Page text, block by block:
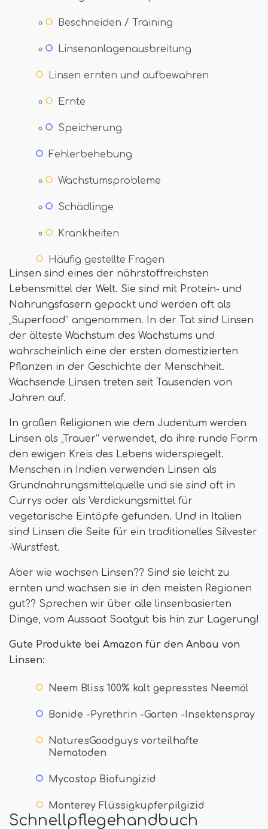
Beschneiden / Training
Linsenanlagenausbreitung
Linsen ernten und aufbewahren
Ernte
Speicherung
Fehlerbehebung
Wachstumsprobleme
Schädlinge
Krankheiten
Häufig gestellte Fragen
Linsen sind eines der nährstoffreichsten
Lebensmittel der Welt. Sie sind mit Protein- und
Nahrungsfasern gepackt und werden oft als
„Superfood“ angenommen. In der Tat sind Linsen
der älteste Wachstum des Wachstums und
wahrscheinlich eine der ersten domestizierten
Pflanzen in der Geschichte der Menschheit.
Wachsende Linsen treten seit Tausenden von
Jahren auf.
In großen Religionen wie dem Judentum werden
Linsen als „Trauer“ verwendet, da ihre runde Form
den ewigen Kreis des Lebens widerspiegelt.
Menschen in Indien verwenden Linsen als
Grundnahrungsmittelquelle und sie sind oft in
Currys oder als Verdickungsmittel für
vegetarische Eintöpfe gefunden. Und in Italien
sind Linsen die Seite für ein traditionelles Silvester
-Wurstfest.
Aber wie wachsen Linsen?? Sind sie leicht zu
ernten und wachsen sie in den meisten Regionen
gut?? Sprechen wir über alle linsenbasierten
Dinge, vom Aussaat Saatgut bis hin zur Lagerung!
Gute Produkte bei Amazon für den Anbau von
Linsen:
Neem Bliss 100% kalt gepresstes Neemöl
Bonide -Pyrethrin -Garten -Insektenspray
NaturesGoodguys vorteilhafte
Nematoden
Mycostop Biofungizid
Monterey Flüssigkupferpilgizid
Schnellpflegehandbuch